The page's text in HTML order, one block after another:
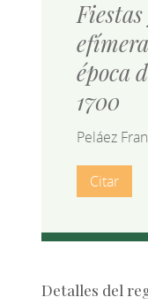
época
1700
Peláez
Citar
Detalles del